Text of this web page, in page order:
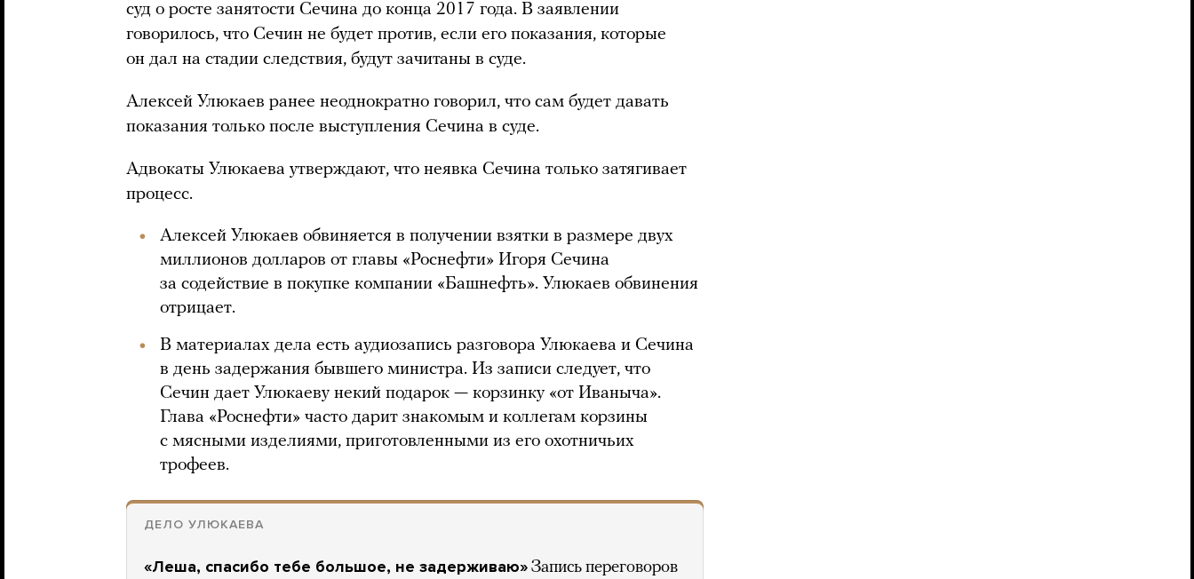
суд о росте занятости Сечина до конца 2017 года. В заявлении
говорилось, что Сечин не будет против, если его показания, которые
он дал на стадии следствия, будут зачитаны в суде.
Алексей Улюкаев ранее неоднократно говорил, что сам будет давать
показания только после выступления Сечина в суде.
Адвокаты Улюкаева утверждают, что неявка Сечина только затягивает
процесс.
Алексей Улюкаев обвиняется в получении взятки в размере двух
миллионов долларов от главы «Роснефти» Игоря Сечина
за содействие в покупке компании «Башнефть». Улюкаев обвинения
отрицает.
В материалах дела есть аудиозапись разговора Улюкаева и Сечина
в день задержания бывшего министра. Из записи следует, что
Сечин дает Улюкаеву некий подарок — корзинку «от Иваныча».
Глава «Роснефти» часто дарит знакомым и коллегам корзины
с мясными изделиями, приготовленными из его охотничьих
трофеев.
ДЕЛО УЛЮКАЕВА
«Леша, спасибо тебе большое, не задерживаю» Запись переговоров